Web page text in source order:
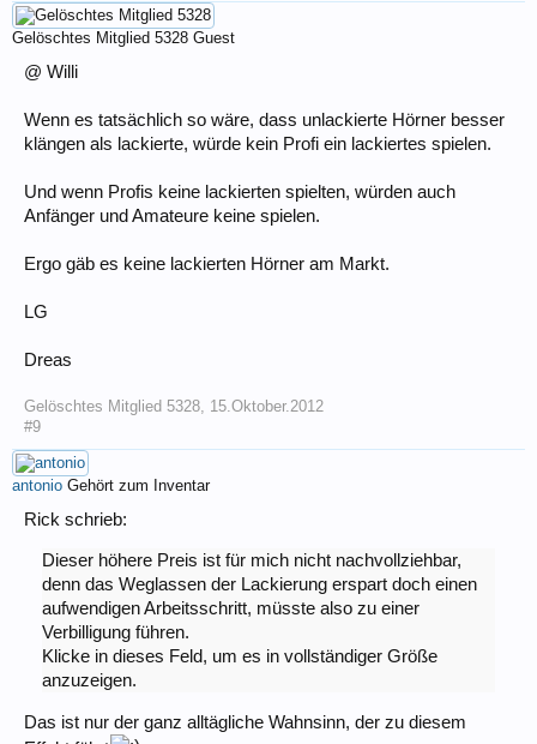
Gelöschtes Mitglied 5328 Guest
@ Willi
Wenn es tatsächlich so wäre, dass unlackierte Hörner besser
klängen als lackierte, würde kein Profi ein lackiertes spielen.
Und wenn Profis keine lackierten spielten, würden auch
Anfänger und Amateure keine spielen.
Ergo gäb es keine lackierten Hörner am Markt.
LG
Dreas
Gelöschtes Mitglied 5328 15.Oktober.2012
#9
antonio Gehört zum Inventar
Rick schrieb:
Dieser höhere Preis ist für mich nicht nachvollziehbar,
denn das Weglassen der Lackierung erspart doch einen
aufwendigen Arbeitsschritt, müsste also zu einer
Verbilligung führen.
Klicke in dieses Feld, um es in vollständiger Größe
anzuzeigen.
Das ist nur der ganz alltägliche Wahnsinn, der zu diesem